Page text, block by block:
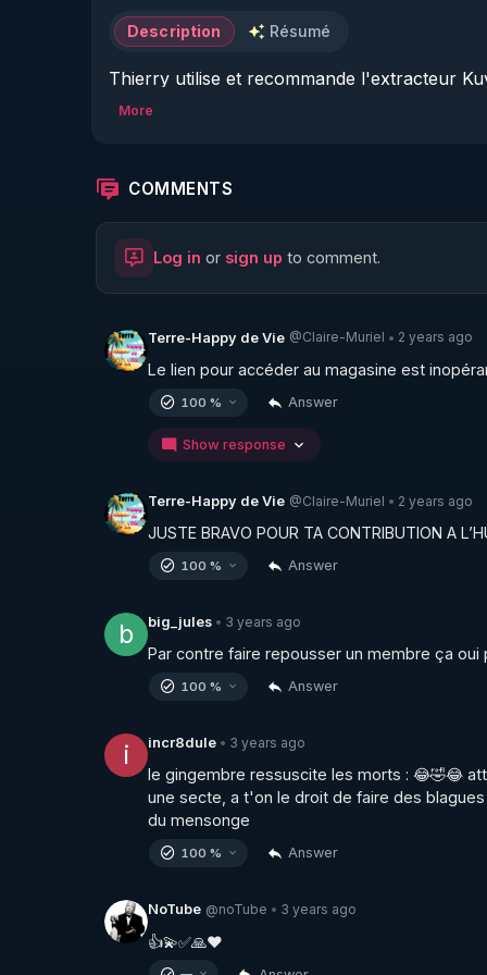
Description Résumé
Thierry utilise et recommande l'extracteur
Warmcook Kuvings :
Commandez, offrez, partagez le magasine
Vidéo à télécharger et re uploader en cas
Retrouvez sur Crowdbunker les vidéos sur
▶https://crowdbunker.com/
légumes , ou en jeûnant et de détourner
radiothérapie) du cancer .
mentale.
Est ce que j'ai dit que une cure de jus de
Bien sûr que non , ce serait un mensonge
J'ai juste relaté et expliqué pourquoi il y a
Jeûne, changement du mode de vie, j'ai
peut jouer.
Pourtant présenter d'autres voies
est sévèrement sanctionné , suppressions
Est ce que le parcours classique actuel
Combien, 75 %, 50 % , 25 % ? On va le voir ...
Alors peut on considérer comme une forme
charlatanisme le fait de ne proposer qu'une
More
COMMENTS
Log in or sign up to comment.
Terre-Happy de Vie @Claire-Muriel • 2 years ago
Le lien pour accéder au magasine est
100 % Answer
Show response
Terre-Happy de Vie @Claire-Muriel • 2 years ago
JUSTE BRAVO POUR TA CONTRIBUTION A
100 % Answer
b big_jules • 3 years ago
Par contre faire repousser un membre ça oui
100 % Answer
i incr8dule • 3 years ago
le gingembre ressuscite les morts : 😂🤣😂
une secte, a t'on le droit de faire des
du mensonge
100 % Answer
NoTube @noTube • 3 years ago
👍💫✅🙏❤